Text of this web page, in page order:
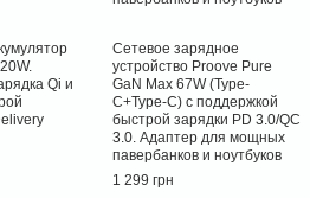
Qi и
Сетевое зарядное
устройство Proove Pure
GaN Max 67W (Type-
C+Type-C) с поддержкой
быстрой зарядки PD 3.0/QC
3.0. Адаптер для мощных
павербанков и ноутбуков
1 299 грн